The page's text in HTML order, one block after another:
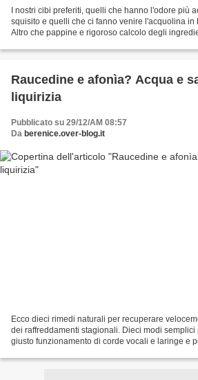
I nostri cibi preferiti, quelli che hanno l'odore più
squisito e quelli che ci fanno venire l'acquolina
Altro che pappine e rigoroso calcolo degli
Raucedine e afonìa? Acqua e
liquirizia
Pubblicato su 29/12/AM 08:57
Da berenice.over-blog.it
Ecco dieci rimedi naturali per recuperare
dei raffreddamenti stagionali. Dieci modi
giusto funzionamento di corde vocali e laringe e